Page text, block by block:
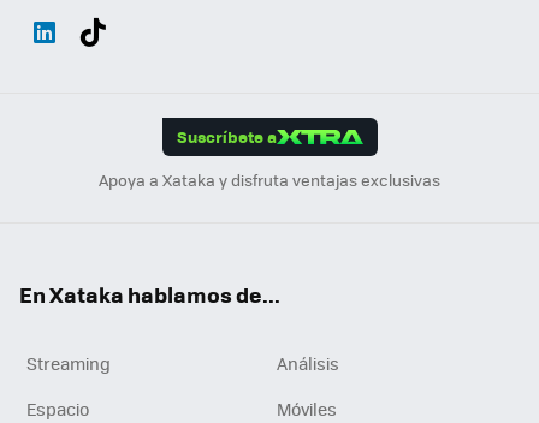
Suscríbete a
Apoya a Xataka y disfruta ventajas exclusivas
En Xataka hablamos de...
Streaming
Análisis
Espacio
Móviles